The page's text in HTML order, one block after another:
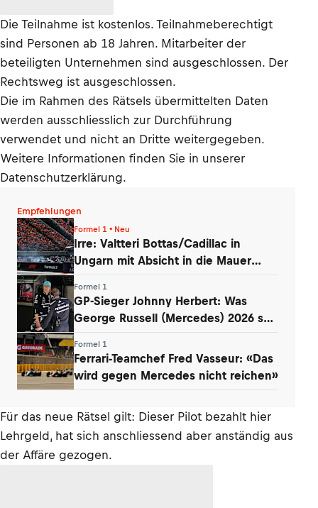
Die Teilnahme ist kostenlos. Teilnahmeberechtigt
sind Personen ab 18 Jahren. Mitarbeiter der
beteiligten Unternehmen sind ausgeschlossen. Der
Rechtsweg ist ausgeschlossen.
Die im Rahmen des Rätsels übermittelten Daten
werden ausschliesslich zur Durchführung
verwendet und nicht an Dritte weitergegeben.
Weitere Informationen finden Sie in unserer
Datenschutzerklärung.
Empfehlungen
Formel 1 • Neu
Irre: Valtteri Bottas/Cadillac in
Ungarn mit Absicht in die Mauer
Formel 1
GP-Sieger Johnny Herbert: Was
George Russell (Mercedes) 2026 so
Formel 1
Ferrari-Teamchef Fred Vasseur: «Das
wird gegen Mercedes nicht reichen»
Für das neue Rätsel gilt: Dieser Pilot bezahlt hier
Lehrgeld, hat sich anschliessend aber anständig aus
der Affäre gezogen.